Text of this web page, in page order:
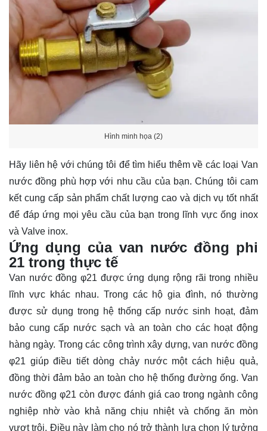
Hình minh họa (2)
Hãy liên hệ với chúng tôi để tìm hiểu thêm về các loại Van
nước đồng phù hợp với nhu cầu của bạn. Chúng tôi cam
kết cung cấp sản phẩm chất lượng cao và dịch vụ tốt nhất
để đáp ứng mọi yêu cầu của bạn trong lĩnh vực ống inox
và Valve inox.
Ứng dụng của van nước đồng phi
21 trong thực tế
Van nước đồng φ21 được ứng dụng rộng rãi trong nhiều
lĩnh vực khác nhau. Trong các hộ gia đình, nó thường
được sử dụng trong hệ thống cấp nước sinh hoạt, đảm
bảo cung cấp nước sạch và an toàn cho các hoạt động
hàng ngày. Trong các công trình xây dựng, van nước đồng
φ21 giúp điều tiết dòng chảy nước một cách hiệu quả,
đồng thời đảm bảo an toàn cho hệ thống đường ống. Van
nước đồng φ21 còn được đánh giá cao trong ngành công
nghiệp nhờ vào khả năng chịu nhiệt và chống ăn mòn
vượt trội. Điều này làm cho nó trở thành lựa chọn lý tưởng